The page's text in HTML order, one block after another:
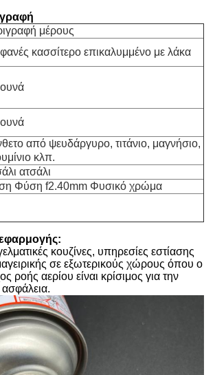
μέρους
κασσίτερο επικαλυμμένο με λάκα
από ψευδάργυρο, τιτάνιο, μαγνήσιο,
κλπ.
ατσάλι
Φύση f2.40mm Φυσικό χρώμα
εφαρμογής:
κουζίνες, υπηρεσίες εστίασης
σε εξωτερικούς χώρους όπου ο
ροής αερίου είναι κρίσιμος για την